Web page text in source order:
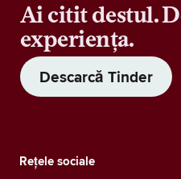
Ai citit destul.
experiența.
Descarcă Tinder
Rețele sociale